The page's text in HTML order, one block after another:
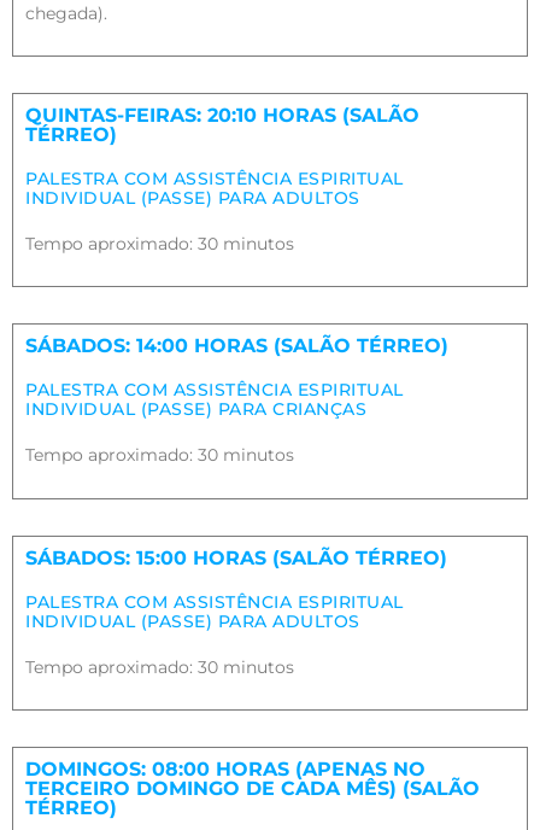
chegada).
QUINTAS-FEIRAS: 20:10 HORAS (SALÃO
TÉRREO)
PALESTRA COM ASSISTÊNCIA ESPIRITUAL
INDIVIDUAL (PASSE) PARA ADULTOS
Tempo aproximado: 30 minutos
SÁBADOS: 14:00 HORAS (SALÃO TÉRREO)
PALESTRA COM ASSISTÊNCIA ESPIRITUAL
INDIVIDUAL (PASSE) PARA CRIANÇAS
Tempo aproximado: 30 minutos
SÁBADOS: 15:00 HORAS (SALÃO TÉRREO)
PALESTRA COM ASSISTÊNCIA ESPIRITUAL
INDIVIDUAL (PASSE) PARA ADULTOS
Tempo aproximado: 30 minutos
DOMINGOS: 08:00 HORAS (APENAS NO
TERCEIRO DOMINGO DE CADA MÊS) (SALÃO
TÉRREO)